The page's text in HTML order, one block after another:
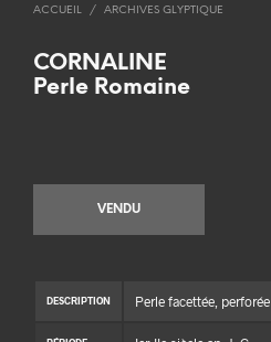
ACCUEIL / ARCHIVES GLYPTIQUE
CORNALINE
Perle Romaine
VENDU
DESCRIPTION Perle facettée, perforée